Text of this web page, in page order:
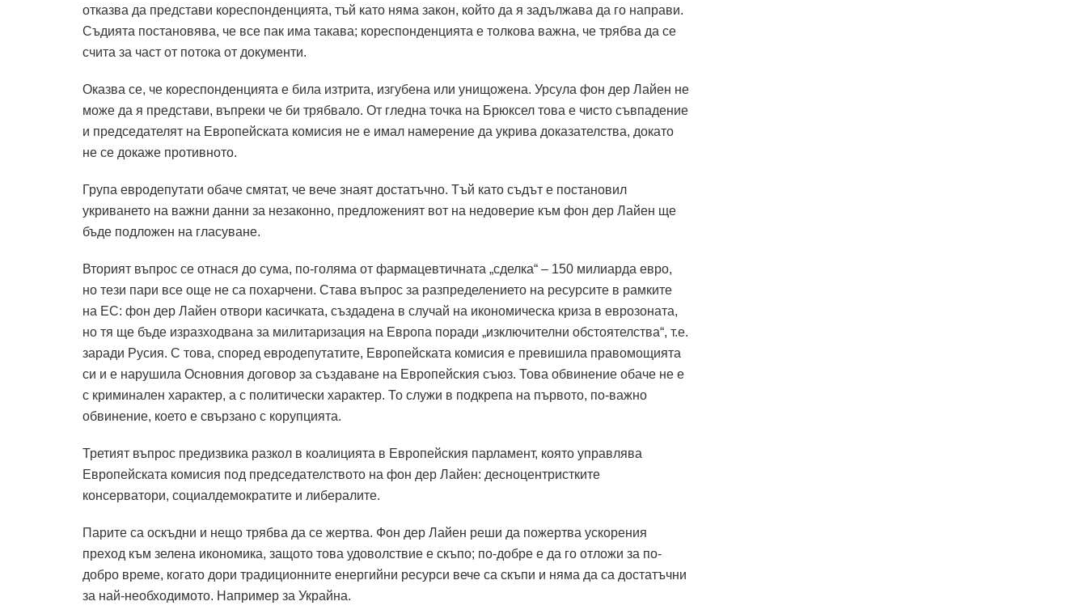
отказва да представи кореспонденцията, тъй като няма закон, който да я задължава да го направи.
Съдията постановява, че все пак има такава; кореспонденцията е толкова важна, че трябва да се
счита за част от потока от документи.
Оказва се, че кореспонденцията е била изтрита, изгубена или унищожена. Урсула фон дер Лайен не
може да я представи, въпреки че би трябвало. От гледна точка на Брюксел това е чисто съвпадение
и председателят на Европейската комисия не е имал намерение да укрива доказателства, докато
не се докаже противното.
Група евродепутати обаче смятат, че вече знаят достатъчно. Тъй като съдът е постановил
укриването на важни данни за незаконно, предложеният вот на недоверие към фон дер Лайен ще
бъде подложен на гласуване.
Вторият въпрос се отнася до сума, по-голяма от фармацевтичната „сделка“ – 150 милиарда евро,
но тези пари все още не са похарчени. Става въпрос за разпределението на ресурсите в рамките
на ЕС: фон дер Лайен отвори касичката, създадена в случай на икономическа криза в еврозоната,
но тя ще бъде изразходвана за милитаризация на Европа поради „изключителни обстоятелства“, т.е.
заради Русия. С това, според евродепутатите, Европейската комисия е превишила правомощията
си и е нарушила Основния договор за създаване на Европейския съюз. Това обвинение обаче не е
с криминален характер, а с политически характер. То служи в подкрепа на първото, по-важно
обвинение, което е свързано с корупцията.
Третият въпрос предизвика разкол в коалицията в Европейския парламент, която управлява
Европейската комисия под председателството на фон дер Лайен: десноцентристките
консерватори, социалдемократите и либералите.
Парите са оскъдни и нещо трябва да се жертва. Фон дер Лайен реши да пожертва ускорения
преход към зелена икономика, защото това удоволствие е скъпо; по-добре е да го отложи за по-
добро време, когато дори традиционните енергийни ресурси вече са скъпи и няма да са достатъчни
за най-необходимото. Например за Украйна.